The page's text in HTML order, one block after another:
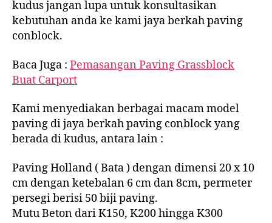
kudus jangan lupa untuk konsultasikan
kebutuhan anda ke kami jaya berkah paving
conblock.
Baca Juga : Pemasangan Paving Grassblock
Buat Carport
Kami menyediakan berbagai macam model
paving di jaya berkah paving conblock yang
berada di kudus, antara lain :
Paving Holland ( Bata ) dengan dimensi 20 x 10
cm dengan ketebalan 6 cm dan 8cm, permeter
persegi berisi 50 biji paving.
Mutu Beton dari K150, K200 hingga K300